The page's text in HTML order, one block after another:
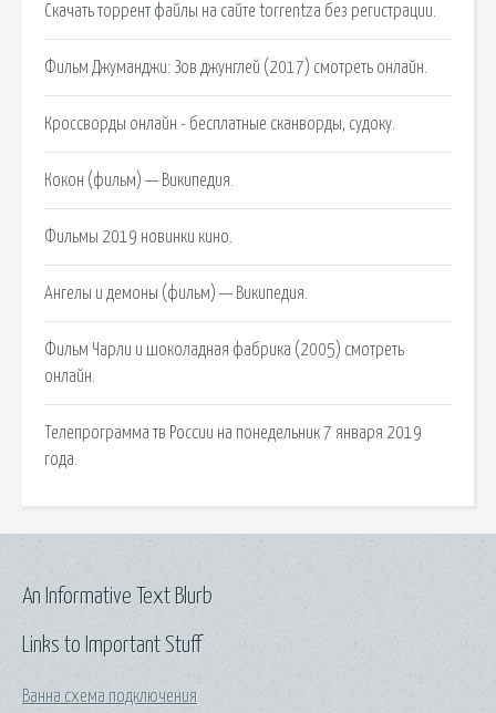
Скачать торрент файлы на сайте torrentza без регистрации.
Фильм Джуманджи: Зов джунглей (2017) смотреть онлайн.
Кроссворды онлайн - бесплатные сканворды, судоку.
Кокон (фильм) — Википедия.
Фильмы 2019 новинки кино.
Ангелы и демоны (фильм) — Википедия.
Фильм Чарли и шоколадная фабрика (2005) смотреть
онлайн.
Телепрограмма тв России на понедельник 7 января 2019
года.
Links to Important Stuff
Ванна схема подключения
An Informative Text Blurb